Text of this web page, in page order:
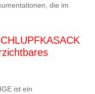
die im
ist ein